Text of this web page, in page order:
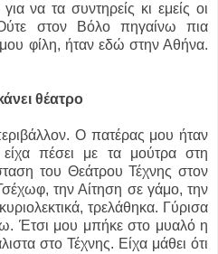
να τα συντηρείς κι εμείς οι
Ούτε στον Βόλο πηγαίνω πια
φίλη, ήταν εδώ στην Αθήνα.
θέατρο
Ο πατέρας μου ήταν
πέσει με τα μούτρα στη
του Θεάτρου Τέχνης στον
την Αίτηση σε γάμο, την
τρελάθηκα. Γύρισα
Έτσι μου μπήκε στο μυαλό η
στο Τέχνης. Είχα μάθει ότι